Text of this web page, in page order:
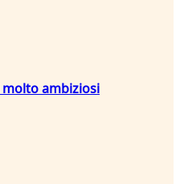
ambiziosi